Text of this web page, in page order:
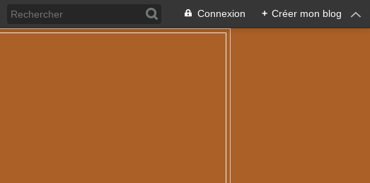
Connexion + Créer mon blog